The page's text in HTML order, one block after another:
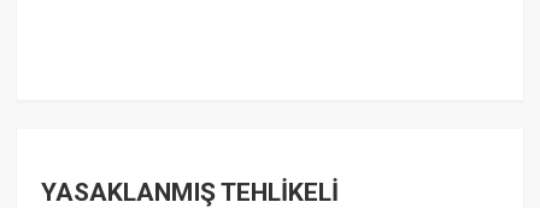
YASAKLANMIŞ TEHLİKELİ